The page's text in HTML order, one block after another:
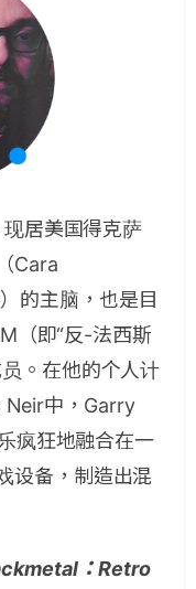
居美国得克萨
Cara
的主脑，也是目
（即“反-法西斯
。在他的个人计
Neir中，Garry
疯狂地融合在一
设备，制造出混
：Retro